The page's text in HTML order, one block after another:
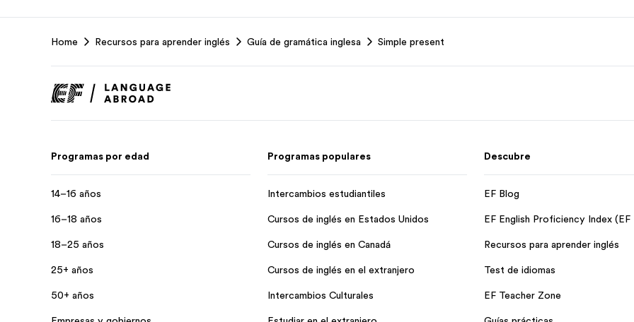
Home Recursos para aprender inglés Guía de gramática inglesa Simple present
Programas por edad
14–16 años
16–18 años
18–25 años
25+ años
50+ años
Programas populares
Intercambios estudiantiles
Cursos de inglés en Estados Unidos
Cursos de inglés en Canadá
Cursos de inglés en el extranjero
Intercambios Culturales
Descubre
EF Blog
EF English Proficiency Index (EF
Recursos para aprender inglés
Test de idiomas
EF Teacher Zone